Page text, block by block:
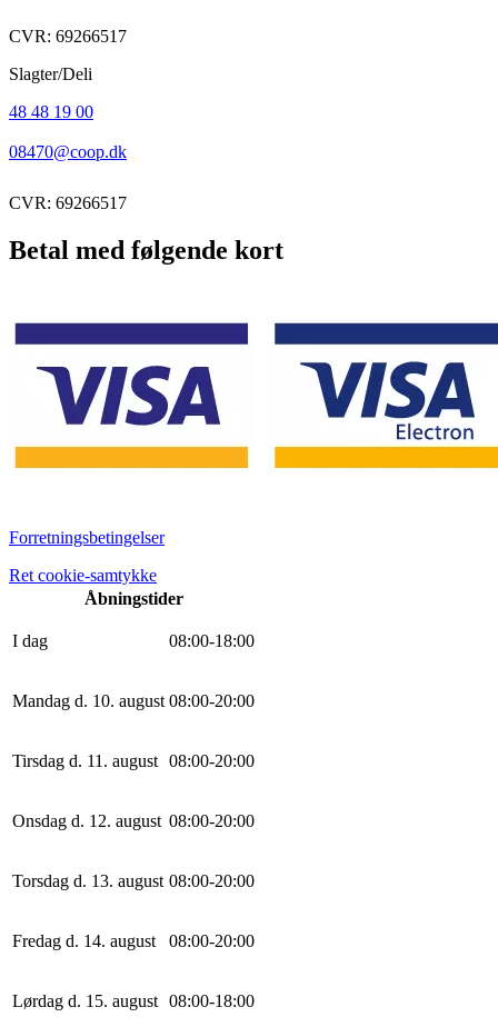
CVR: 69266517
Slagter/Deli
48 48 19 00
08470@coop.dk
CVR: 69266517
Betal med følgende kort
Forretningsbetingelser
Ret cookie-samtykke
Åbningstider
I dag 08:00-18:00
Mandag d. 10. august 08:00-20:00
Tirsdag d. 11. august 08:00-20:00
Onsdag d. 12. august 08:00-20:00
Torsdag d. 13. august 08:00-20:00
Fredag d. 14. august 08:00-20:00
Lørdag d. 15. august 08:00-18:00